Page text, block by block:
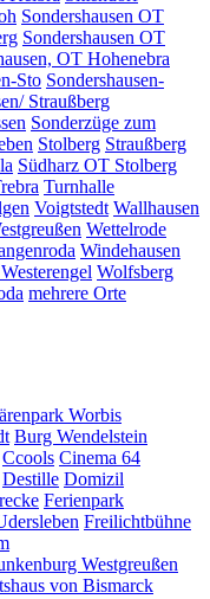
Sondershausen OT
Sondershausen OT
OT Hohenebra
Sto Sondershausen-
Straußberg
Sonderzüge zum
Stolberg Straußberg
Südharz OT Stolberg
Turnhalle
Voigtstedt Wallhausen
Wettelrode
Windehausen
Wolfsberg
mehrere Orte
Worbis
Burg Wendelstein
Ccools Cinema 64
Destille Domizil
Ferienpark
Freilichtbühne
Westgreußen
von Bismarck